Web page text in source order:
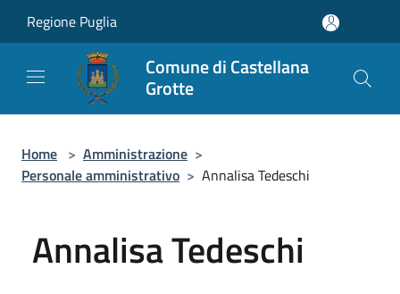
Regione Puglia
Comune di Castellana
Grotte
Home > Amministrazione >
Personale amministrativo > Annalisa Tedeschi
Annalisa Tedeschi